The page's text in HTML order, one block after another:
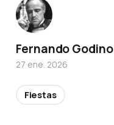
Fernando Godino
27 ene. 2026
Fiestas